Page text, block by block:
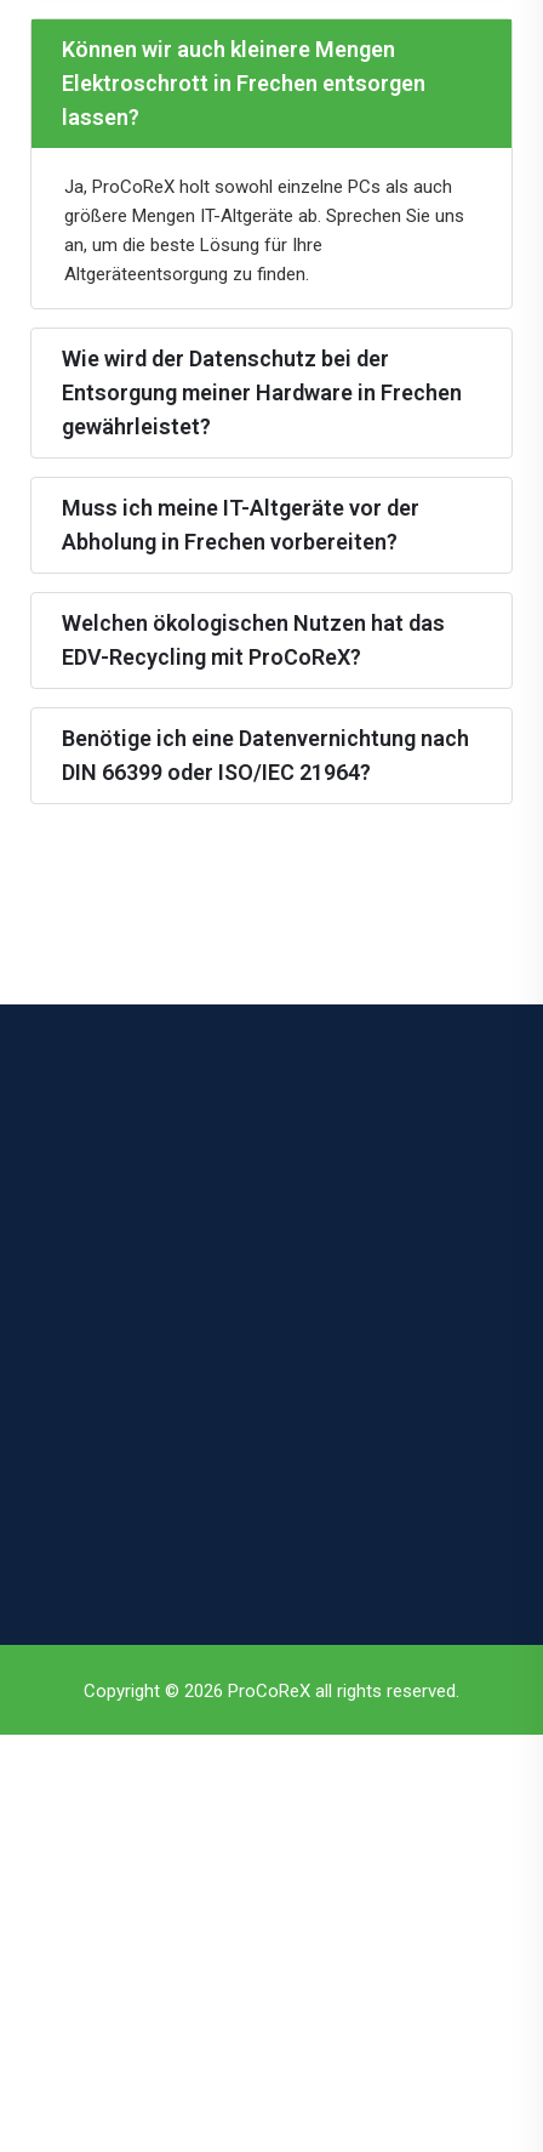
Können wir auch kleinere Mengen
Elektroschrott in Frechen entsorgen
lassen?
Ja, ProCoReX holt sowohl einzelne PCs als auch
größere Mengen IT-Altgeräte ab. Sprechen Sie uns
an, um die beste Lösung für Ihre
Altgeräteentsorgung zu finden.
Wie wird der Datenschutz bei der
Entsorgung meiner Hardware in Frechen
gewährleistet?
Muss ich meine IT-Altgeräte vor der
Abholung in Frechen vorbereiten?
Welchen ökologischen Nutzen hat das
EDV-Recycling mit ProCoReX?
Benötige ich eine Datenvernichtung nach
DIN 66399 oder ISO/IEC 21964?
Copyright © 2026 ProCoReX all rights reserved.